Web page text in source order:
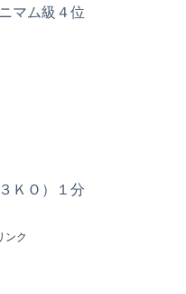
マム級４位
ＫＯ）１分
ンク